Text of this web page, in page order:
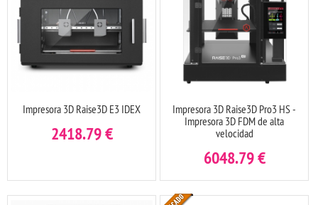
Impresora 3D Raise3D E3 IDEX
2418.79€
Impresora 3D Raise3D Pro3 HS -
Impresora 3D FDM de alta
velocidad
6048.79€